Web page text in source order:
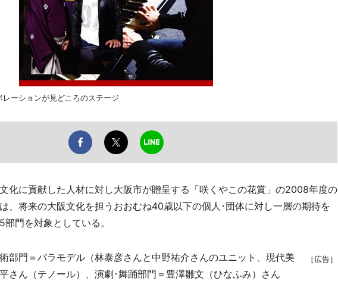
レーションが見どころのステージ
化に貢献した人材に対し大阪市が贈呈する「咲くやこの花賞」の2008年度の
、将来の大阪文化を担うおおむね40歳以下の個人･団体に対し一層の期待を
門を対象としている。
［広告］
部門＝パラモデル（林泰彦さんと中野祐介さんのユニット、現代美
さん（テノール）、演劇･舞踊部門＝豊澤雛文（ひなふみ）さん